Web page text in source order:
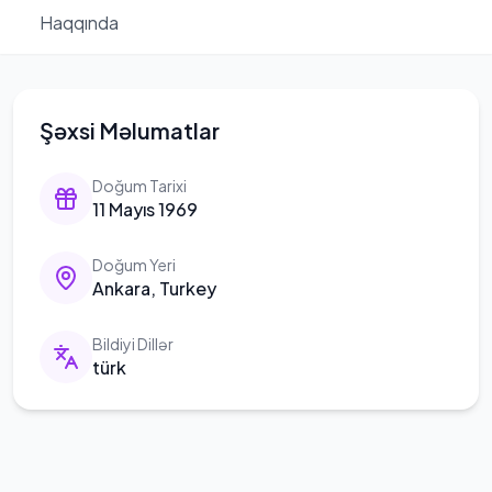
Haqqında
Şəxsi Məlumatlar
Doğum Tarixi
11 Mayıs 1969
Doğum Yeri
Ankara, Turkey
Bildiyi Dillər
türk